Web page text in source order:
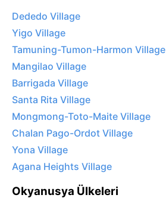
Dededo Village
Yigo Village
Tamuning-Tumon-Harmon Village
Mangilao Village
Barrigada Village
Santa Rita Village
Mongmong-Toto-Maite Village
Chalan Pago-Ordot Village
Yona Village
Agana Heights Village
Okyanusya Ülkeleri